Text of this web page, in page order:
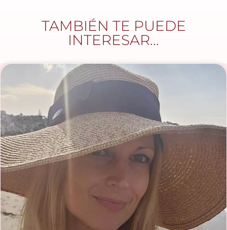
TAMBIÉN TE PUEDE
INTERESAR...